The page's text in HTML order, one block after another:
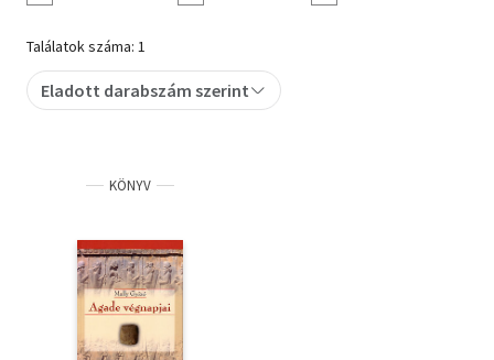
Művészet
Szakkönyv
Tankönyv, segédkönyv
Társadalomtudomány
Természettudomány
Találatok száma: 1
Eladott darabszám szerint
KÖNYV